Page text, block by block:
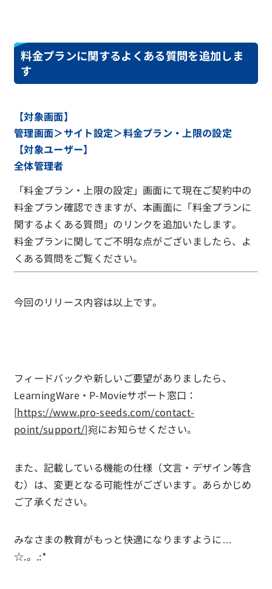
料金プランに関するよくある質問を追加しま
す
【対象画面】
管理画面＞サイト設定＞料金プラン・上限の設定
【対象ユーザー】
全体管理者
「料金プラン・上限の設定」画面にて現在ご契約中の
料金プラン確認できますが、本画面に「料金プランに
関するよくある質問」のリンクを追加いたします。
料金プランに関してご不明な点がございましたら、よ
くある質問をご覧ください。
今回のリリース内容は以上です。
フィードバックや新しいご要望がありましたら、
LearningWare・P-Movieサポート窓口：
[https://www.pro-seeds.com/contact-
point/support/]宛にお知らせください。
また、記載している機能の仕様（文言・デザイン等含
む）は、変更となる可能性がございます。あらかじめ
ご了承ください。
みなさまの教育がもっと快適になりますように…
☆.。.:*